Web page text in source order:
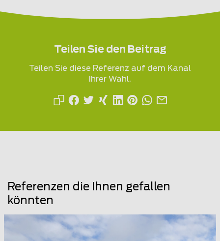
Teilen Sie den Beitrag
Teilen Sie diese Referenz auf dem Kanal
Ihrer Wahl.
Referenzen die Ihnen gefallen
könnten